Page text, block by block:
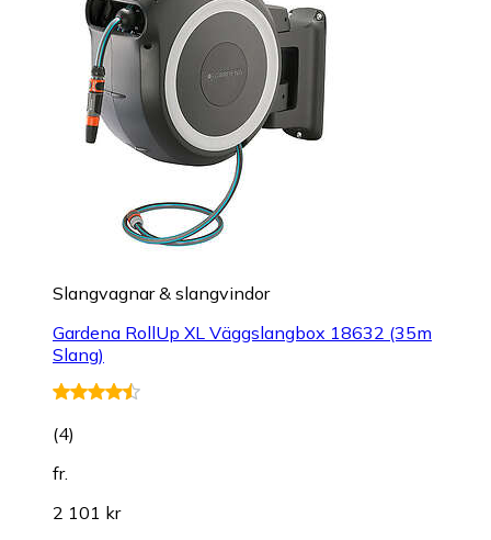
Slangvagnar & slangvindor
Gardena RollUp XL Väggslangbox 18632 (35m
Slang)
(4)
fr.
2 101 kr